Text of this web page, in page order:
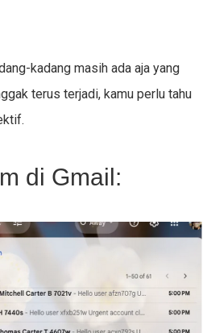
kadang masih ada aja yang
terus terjadi, kamu perlu tahu
di Gmail: